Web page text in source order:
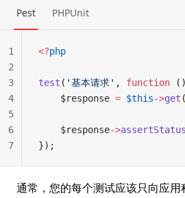
Pest PHPUnit
<?php
test ( '基本请求' , function
    $response
= $this->get (
    $response
->assertStatus
});
1
2
3
4
5
6
7
通常，您的每个测试应该只向应